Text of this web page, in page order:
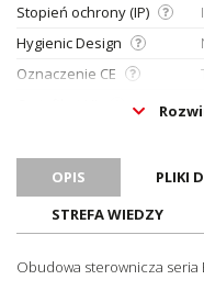
Stopień ochrony (IP)
Hygienic Design
Oznaczenie CE
Jednostka sprzedażowa
OPIS
PLIKI
STREFA WIEDZY
Obudowa sterownicza seria